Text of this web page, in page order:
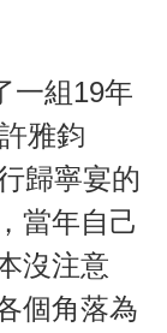
一組19年
雅鈞
歸寧宴的
當年自己
沒注意
個角落為